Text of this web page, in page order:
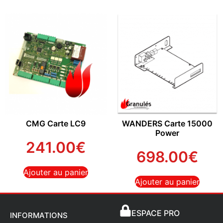
CMG Carte LC9
241.00€
Ajouter au panier
WANDERS Carte 15000
Power
698.00€
Ajouter au panier
INFORMATIONS ESPACE PRO